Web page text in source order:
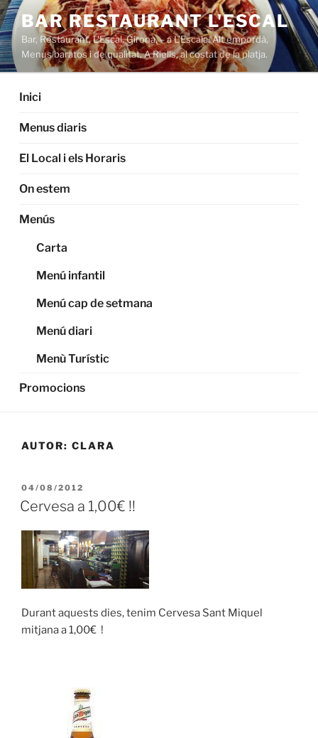
Saltar
al
contenido
BAR RESTAURANT L'ESCAL
Bar, Restaurant, L'Escal, Girona, – a L'Escala. Alt empordà,
Menus baratos i de qualitat. A Riells, al costat de la platja.
Inici
Menus diaris
El Local i els Horaris
On estem
Menús
Carta
Menú infantil
Menú cap de setmana
Menú diari
Menù Turístic
Promocions
AUTOR: CLARA
PUBLICADO
EL
04/08/2012
Cervesa a 1,00€ !!
Durant aquests dies, tenim Cervesa Sant Miquel
mitjana a 1,00€ !